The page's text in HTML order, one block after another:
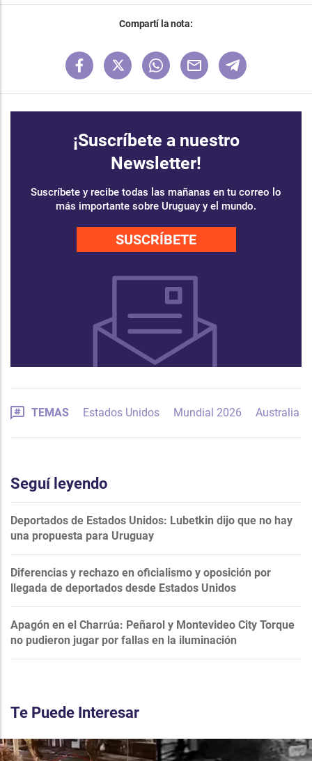
Compartí la nota:
¡Suscríbete a nuestro
Newsletter!
Suscríbete y recibe todas las mañanas en tu correo lo
más importante sobre Uruguay y el mundo.
SUSCRÍBETE
TEMAS Estados Unidos Mundial 2026 Australia
Seguí leyendo
Deportados de Estados Unidos: Lubetkin dijo que no hay
una propuesta para Uruguay
Diferencias y rechazo en oficialismo y oposición por
llegada de deportados desde Estados Unidos
Apagón en el Charrúa: Peñarol y Montevideo City Torque
no pudieron jugar por fallas en la iluminación
Te Puede Interesar